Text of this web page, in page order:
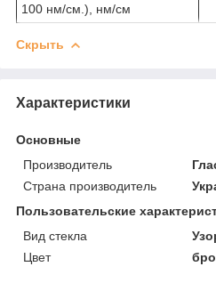
100 нм/см.), нм/см
Скрыть
Характеристики
Основные
Производитель
Страна производитель
Пользовательские
Вид стекла
Цвет